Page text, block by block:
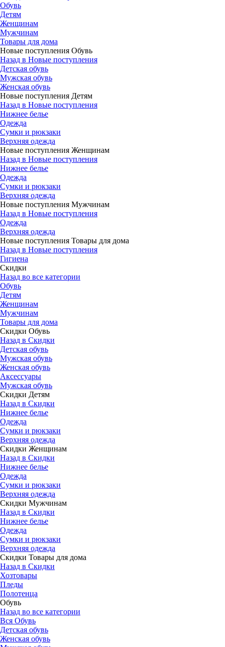
Обувь
Детям
Женщинам
Мужчинам
Товары для дома
Новые поступления Обувь
Назад в Новые поступления
Детская обувь
Мужская обувь
Женская обувь
Новые поступления Детям
Назад в Новые поступления
Нижнее белье
Одежда
Сумки и рюкзаки
Верхняя одежда
Новые поступления Женщинам
Назад в Новые поступления
Нижнее белье
Одежда
Сумки и рюкзаки
Верхняя одежда
Новые поступления Мужчинам
Назад в Новые поступления
Одежда
Верхняя одежда
Новые поступления Товары для дома
Назад в Новые поступления
Гигиена
Скидки
Назад во все категории
Обувь
Детям
Женщинам
Мужчинам
Товары для дома
Скидки Обувь
Назад в Скидки
Детская обувь
Мужская обувь
Женская обувь
Аксессуары
Мужская обувь
Скидки Детям
Назад в Скидки
Нижнее белье
Одежда
Сумки и рюкзаки
Верхняя одежда
Скидки Женщинам
Назад в Скидки
Нижнее белье
Одежда
Сумки и рюкзаки
Верхняя одежда
Скидки Мужчинам
Назад в Скидки
Нижнее белье
Одежда
Сумки и рюкзаки
Верхняя одежда
Скидки Товары для дома
Назад в Скидки
Хозтовары
Пледы
Полотенца
Обувь
Назад во все категории
Вся Обувь
Детская обувь
Женская обувь